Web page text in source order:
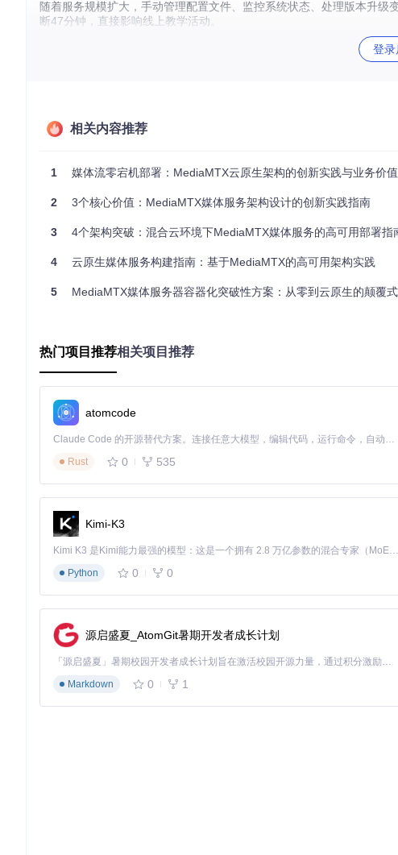
随着服务规模扩大，手动管理配置文件、监控系统状态、处理版本升
断47分钟，直接影响线上教学活动。
容器化的核心价值
资源隔离：每个MediaMTX实例拥有独立的资源空间，避免相互干扰
多场景部署策略矩阵
单节点Docker
开发测试、小型直播、家庭监控 1核
Docker Compose
中型企业、部门级应用、固定流服务 2-4
实践篇：渐进式部署探索
探索路径决策树
是否需要高可用性？ → 是 → Kubernetes集群
→ 否 → 是否需要多组件协同？ → 是 → Docker
基础场景：单节点Docker部署
部署流程：
环境准备
mkdir
cd /opt/mediamtx
自定义配置编辑config/mediamtx.yml，重点调整：
logLevel:
info
logDestinations: [stdout,
登录
相关内容推荐
1 媒体流零宕机部署：MediaMTX云原生架构的创新实践与业务价值
2 3个核心价值：MediaMTX媒体服务架构设计的创新实践指南
3 4个架构突破：混合云环境下MediaMTX媒体服务的高可用部署指
4 云原生媒体服务构建指南：基于MediaMTX的高可用架构实践
5 MediaMTX媒体服务器容器化突破性方案：从零到云原生的颠覆式实践
热门项目推荐相关项目推荐
atomcode
Claude Code 的开源替代方案。连接任意大模型，编辑代码，运行命令，自动验证 — 全自动执行。用 Rust 构建，极致性能。 ｜ An open-source alternative to Claude Code. Connect any LLM, edit code, run commands, and verify changes — autonomously. Built in Rust for speed. Get Started
Rust
0 535
Kimi-K3
Kimi K3 是Kimi能力最强的模型：这是一个拥有 2.8 万亿参数的混合专家（MoE）模型，具备原生视觉理解能力，并支持 100 万 token 的上下文窗口。
Python
0 0
源启盛夏_AtomGit暑期开发者成长计划
「源启盛夏」暑期校园开发者成长计划旨在激活校园开源力量，通过积分激励、认证扶持、资源倾斜等形式，引导高校组织和开发者完成「入驻 — 建项目 — 做贡献 — 获认证 — 得资源」的完整闭环。无论你是想带领社团入驻平台的组织者，还是希望用代码贡献证明自己的开发者，都能在这里找到属于你的成长路径。
Markdown
0 1